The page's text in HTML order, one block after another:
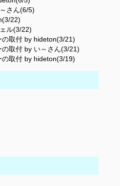
さん(6/5)
22)
ル(3/22)
の取付 by hideton(3/21)
取付 by い～さん(3/21)
の取付 by hideton(3/19)